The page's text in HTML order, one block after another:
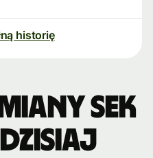
historię
SEK
dzisiaj